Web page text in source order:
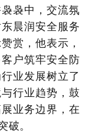
袅中，交流氛
晨润安全服务
赏，他表示，
户筑牢安全防
业发展树立了
行业趋势，鼓
业务边界，在
。